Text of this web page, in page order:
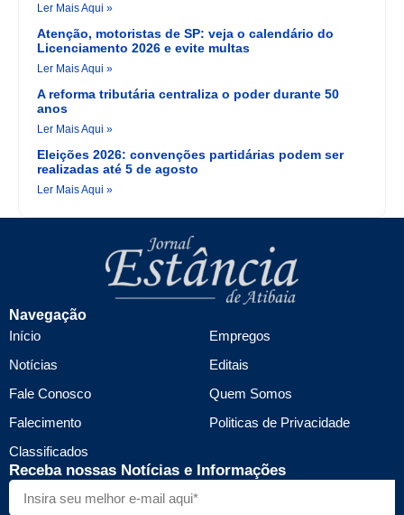
Ler Mais Aqui »
Atenção, motoristas de SP: veja o calendário do
Licenciamento 2026 e evite multas
Ler Mais Aqui »
A reforma tributária centraliza o poder durante 50
anos
Ler Mais Aqui »
Eleições 2026: convenções partidárias podem ser
realizadas até 5 de agosto
Ler Mais Aqui »
Navegação
Início
Notícias
Fale Conosco
Falecimento
Classificados
Empregos
Editais
Quem Somos
Politicas de Privacidade
Receba nossas Notícias e Informações